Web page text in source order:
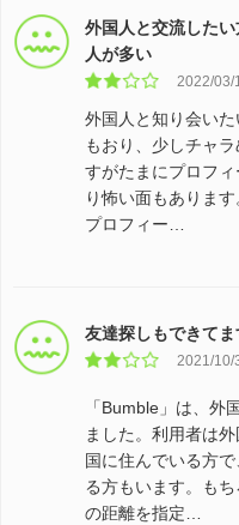
外国人と交流した
人が多い
2022/03/
外国人と知り会い
もおり、少しチャ
すがたまにプロフ
り怖い面もありま
プロフィー…
友達探しもできてま
2021/10/
「Bumble」は、外
ました。利用者は
国に住んでいる方
る方もいます。も
の距離を指定…